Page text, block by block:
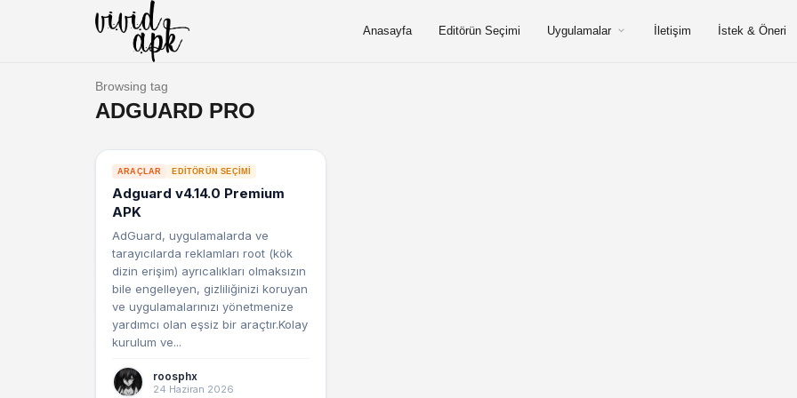
Anasayfa Editörün Seçimi Uygulamalar İletişim İstek & Öneri
Browsing tag
ADGUARD PRO
ARAÇLAR EDITÖRÜN SEÇIMI
Adguard v4.14.0 Premium
APK
AdGuard, uygulamalarda ve
tarayıcılarda reklamları root (kök
dizin erişim) ayrıcalıkları olmaksızın
bile engelleyen, gizliliğinizi koruyan
ve uygulamalarınızı yönetmenize
yardımcı olan eşsiz bir araçtır.Kolay
kurulum ve...
roosphx
24 Haziran 2026